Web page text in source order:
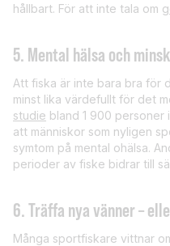
hållbart. För att inte tala om
5. Mental hälsa och
Att fiska är inte bara bra för
minst lika värdefullt för det
studie bland 1 900 personer
att människor som nyligen
symtom på mental ohälsa.
perioder av fiske bidrar till
6. Träffa nya vänner –
Många sportfiskare vittnar